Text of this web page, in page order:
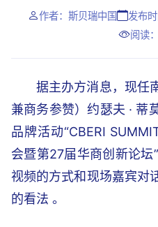
作者：斯贝瑞中国
发布
阅读
据主办方消息，现任
兼商务参赞）约瑟夫 · 蒂
品牌活动“CBERI
会暨第27届华商创新论坛
视频的方式和现场嘉宾对
的看法 。